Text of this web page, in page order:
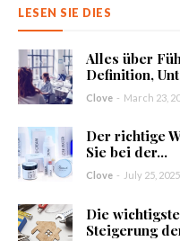
LESEN SIE DIES
Alles über
Definition,
Clove - March 23,
Der richtige
Sie bei der...
Clove - July 25, 2025
Die
Steigerung